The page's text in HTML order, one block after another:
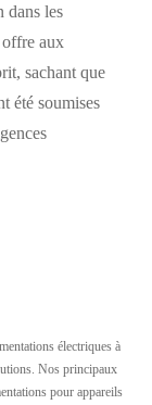
dans les
aux
sachant que
été soumises
électriques à
Nos principaux
pour appareils